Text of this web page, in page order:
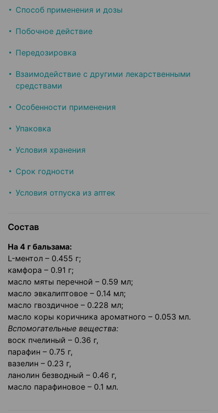
Способ применения и дозы
Побочное действие
Передозировка
Взаимодействие с другими лекарственными
средствами
Особенности применения
Упаковка
Условия хранения
Срок годности
Условия отпуска из аптек
Состав
На 4 г бальзама:
L-ментол – 0.455 г;
камфора – 0.91 г;
масло мяты перечной – 0.59 мл;
масло эвкалиптовое – 0.14 мл;
масло гвоздичное – 0.228 мл;
масло коры коричника ароматного – 0.053 мл.
Вспомогательные вещества:
воск пчелиный – 0.36 г,
парафин – 0.75 г,
вазелин – 0.23 г,
ланолин безводный – 0.46 г,
масло парафиновое – 0.1 мл.